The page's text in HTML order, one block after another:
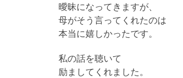
曖昧になってきますが、
母がそう言ってくれたのは
本当に嬉しかったです。
私の話を聴いて
励ましてくれました。